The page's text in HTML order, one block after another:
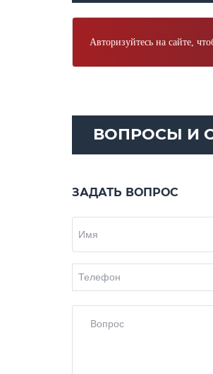
Авторизуйтесь на сайте,
ВОПРОСЫ И
ЗАДАТЬ ВОПРОС